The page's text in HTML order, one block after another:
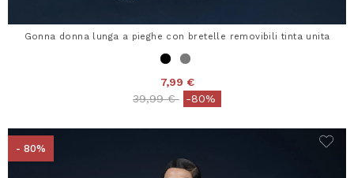
Gonna donna lunga a pieghe con bretelle removibili tinta unita
7,99 €
Price reduced from
39,99 €to-80%
- 80%